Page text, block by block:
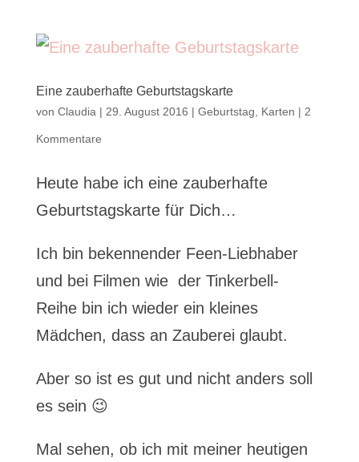
Eine zauberhafte Geburtstagskarte
von Claudia | 29. August 2016 | Geburtstag Karten | 2
Kommentare
Heute habe ich eine zauberhafte
Geburtstagskarte für Dich…
Ich bin bekennender Feen-Liebhaber
und bei Filmen wie der Tinkerbell-
Reihe bin ich wieder ein kleines
Mädchen, dass an Zauberei glaubt.
Aber so ist es gut und nicht anders soll
es sein 😉
Mal sehen, ob ich mit meiner heutigen